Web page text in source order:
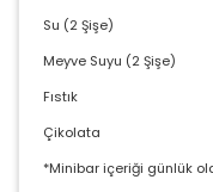
Su (2 Şişe)
Meyve Suyu (2 Şişe)
Fıstık
Çikolata
*Minibar içeriği günlük